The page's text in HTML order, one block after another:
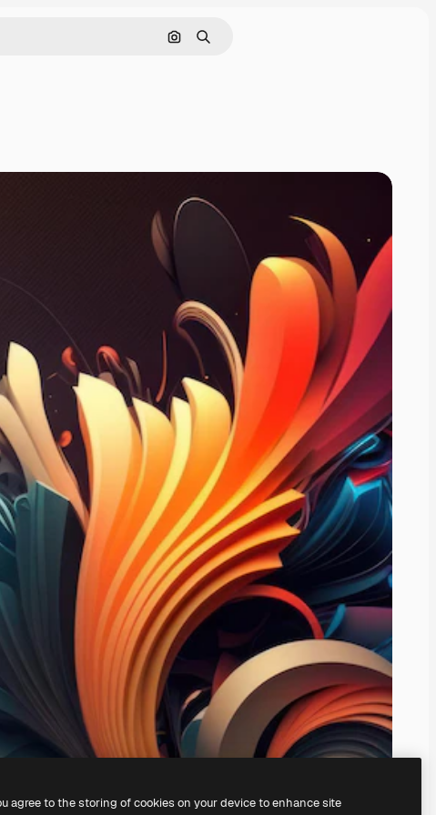
Cerca per immagine
Ricerca
il generatore di immagini IA.
agree to the storing of cookies on your device to enhance site